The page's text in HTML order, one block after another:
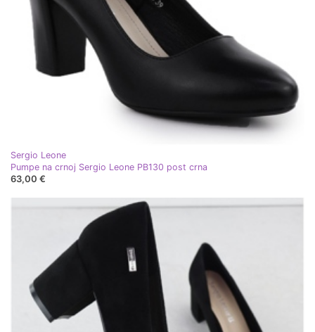
Sergio Leone
Pumpe na crnoj Sergio Leone PB130 post crna
63,00 €